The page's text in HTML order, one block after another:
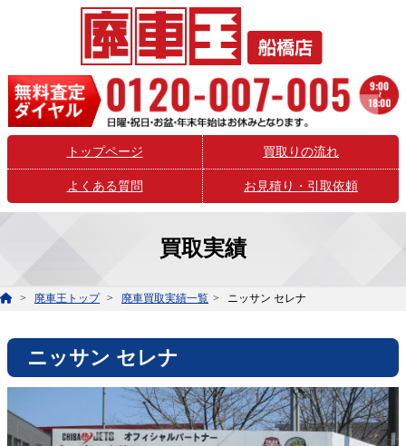
トップページ 買取りの流れ
よくある質問 お見積り・引取依頼
買取実績
廃車王トップ 廃車買取実績一覧 ニッサン セレナ
ニッサン セレナ